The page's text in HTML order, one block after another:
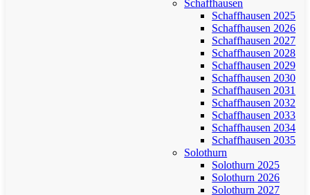
Schaffhausen
Schaffhausen 2025
Schaffhausen 2026
Schaffhausen 2027
Schaffhausen 2028
Schaffhausen 2029
Schaffhausen 2030
Schaffhausen 2031
Schaffhausen 2032
Schaffhausen 2033
Schaffhausen 2034
Schaffhausen 2035
Solothurn
Solothurn 2025
Solothurn 2026
Solothurn 2027